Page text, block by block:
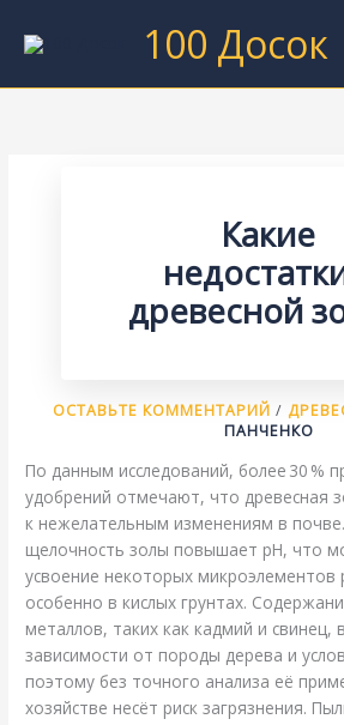
100 Досок
Какие
древесной
ОСТАВЬТЕ КОММЕНТАРИЙ /
ПАНЧЕНКО
По данным исследований, более 30 %
удобрений отмечают, что древесная
к нежелательным изменениям в
щелочность золы повышает pH, что
усвоение некоторых микроэлементов
особенно в кислых грунтах.
металлов, таких как кадмий и свинец,
зависимости от породы дерева и
поэтому без точного анализа её
хозяйстве несёт риск загрязнения.